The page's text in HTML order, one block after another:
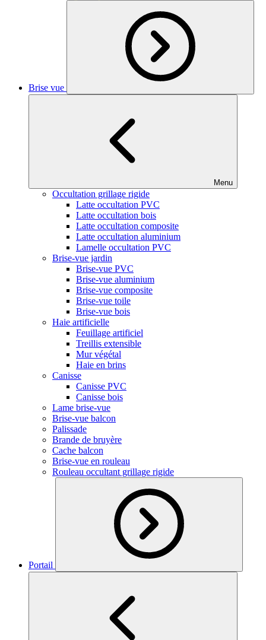
Brise vue
Menu
Occultation grillage rigide
Latte occultation PVC
Latte occultation bois
Latte occultation composite
Latte occultation aluminium
Lamelle occultation PVC
Brise-vue jardin
Brise-vue PVC
Brise-vue aluminium
Brise-vue composite
Brise-vue toile
Brise-vue bois
Haie artificielle
Feuillage artificiel
Treillis extensible
Mur végétal
Haie en brins
Canisse
Canisse PVC
Canisse bois
Lame brise-vue
Brise-vue balcon
Palissade
Brande de bruyère
Cache balcon
Brise-vue en rouleau
Rouleau occultant grillage rigide
Portail